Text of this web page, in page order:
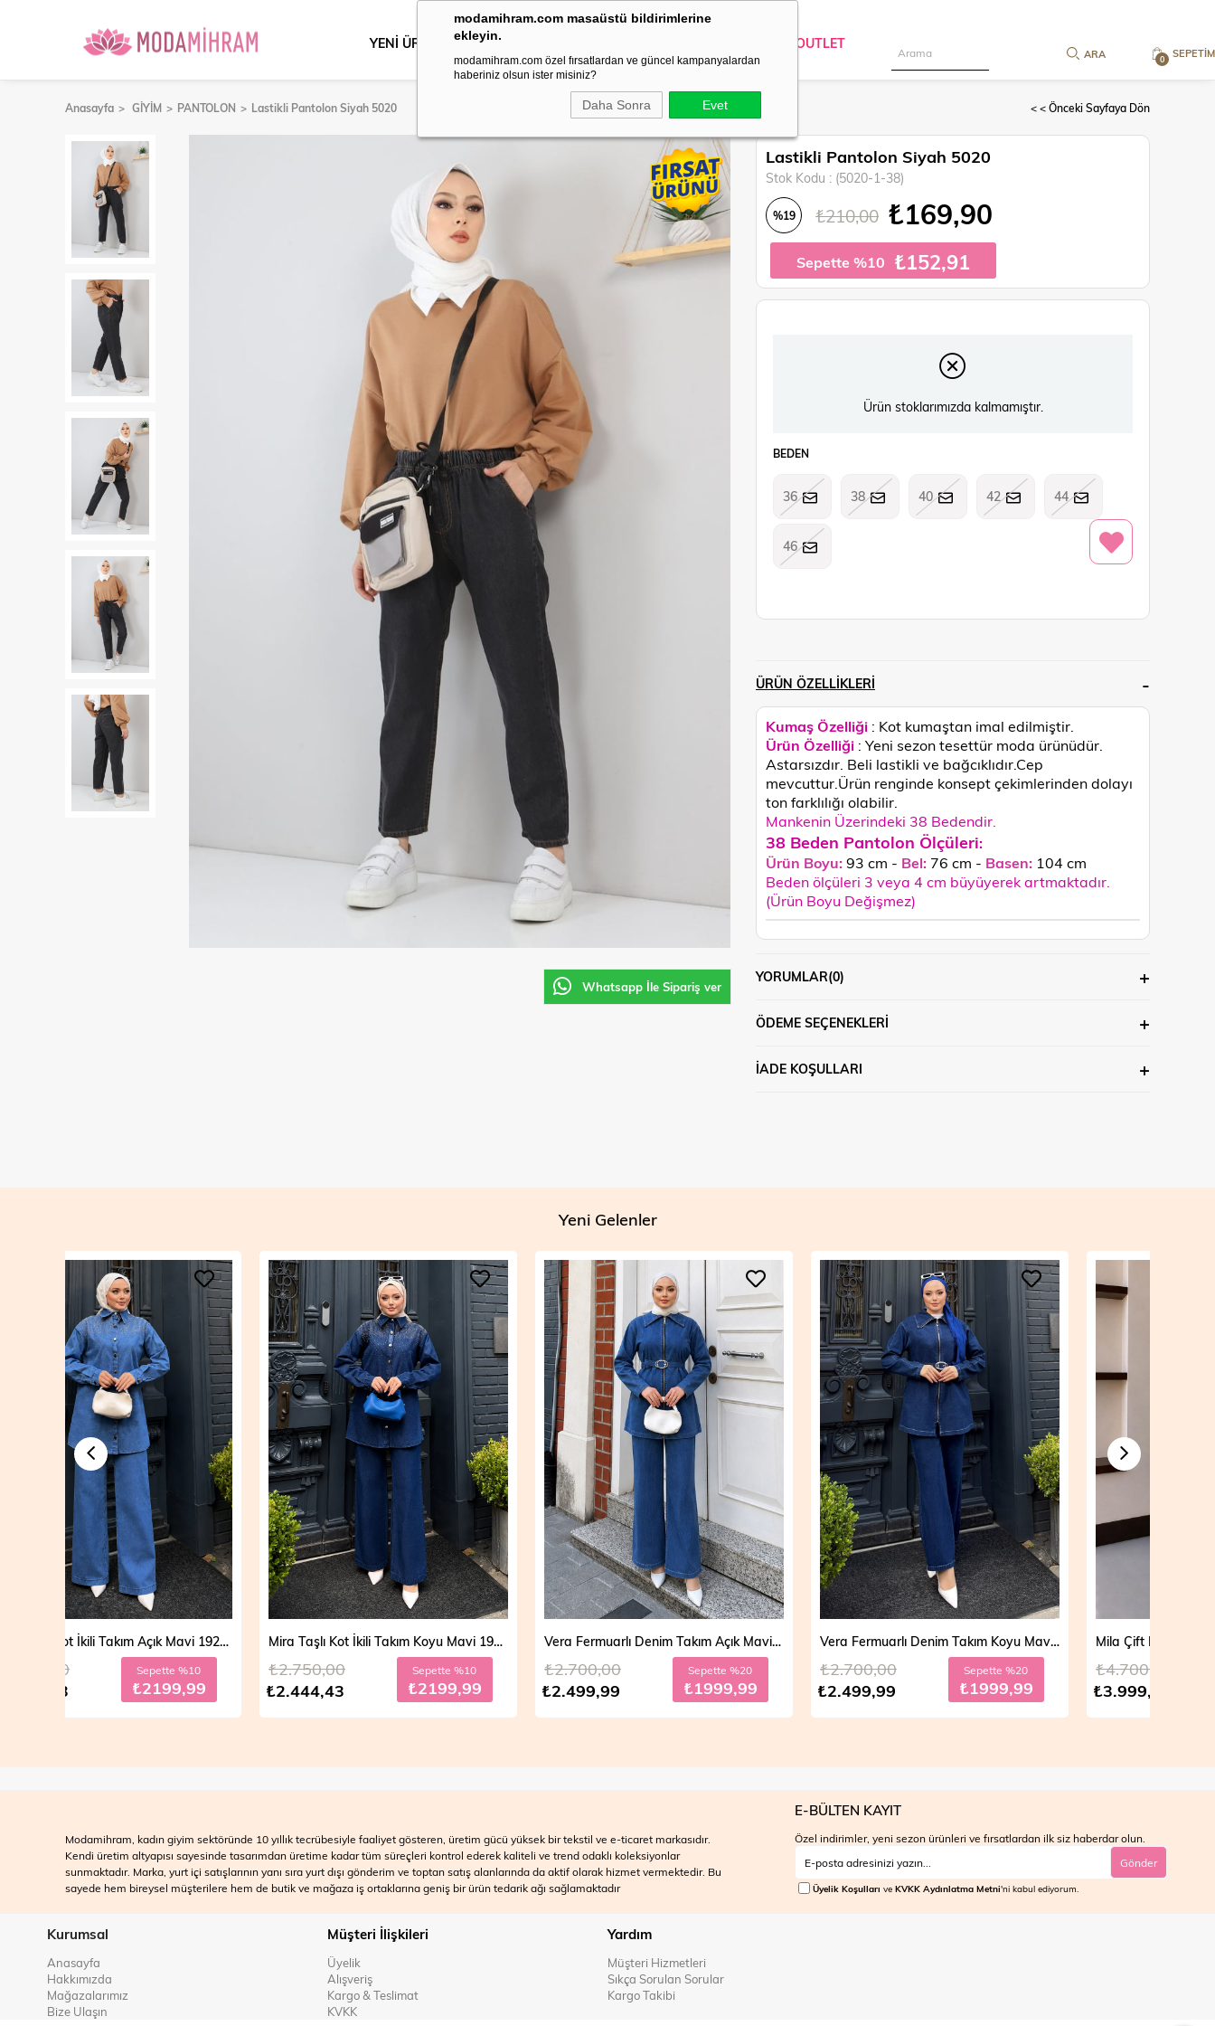
modamihram.com masaüstü bildirimlerine
ekleyin.
modamihram.com özel fırsatlardan ve güncel kampanyalardan
haberiniz olsun ister misiniz?
Daha Sonra Evet
SEPETIM
0
YENİ ÜRÜNLER DIŞ GİYİM OUTLET
Anasayfa GİYİM PANTOLON Lastikli Pantolon Siyah 5020 < < Önceki Sayfaya Dön
Whatsapp İle Sipariş ver
Lastikli Pantolon Siyah 5020
Stok Kodu (5020-1-38)
%19 ₺210,00 ₺169,90
Sepette %10 ₺152,91
Ürün stoklarımızda kalmamıştır.
BEDEN
36 38 40 42 44
46
ÜRÜN ÖZELLIKLERI
Kumaş Özelliği : Kot kumaştan imal edilmiştir.
Ürün Özelliği : Yeni sezon tesettür moda ürünüdür.
Astarsızdır. Beli lastikli ve bağcıklıdır.Cep
mevcuttur. Ürün renginde konsept çekimlerinden dolayı
ton farklılığı olabilir.
Mankenin Üzerindeki 38 Bedendir.
38 Beden Pantolon Ölçüleri:
Ürün Boyu:93 cm - Bel: 76 cm - Basen: 104 cm
Beden ölçüleri 3 veya 4 cm büyüyerek artmaktadır.
(Ürün Boyu Değişmez)
YORUMLAR(0)
ÖDEME SEÇENEKLERI
İADE KOŞULLARI
Yeni Gelenler
Mira Taşlı Kot İkili Takım Koyu Mavi 19286
₺2.444,43
₺2.750,00 Sepette %10
₺2199,99
Vera Fermuarlı Denim Takım Açık Mavi 19298
₺2.499,99
₺2.700,00 Sepette %20
₺1999,99
Vera Fermuarlı Denim Takım Koyu Mavi 19298
₺2.499,99
₺2.700,00 Sepette %20
₺1999,99
Mila Çift Düğmeli Kot Trençkot Açık Mavi 19290
₺3.999,99
₺4.700,00 Sepette %30
₺2799,99
Modamihram, kadın giyim sektöründe 10 yıllık tecrübesiyle faaliyet gösteren, üretim gücü yüksek bir tekstil ve e-ticaret markasıdır.
Kendi üretim altyapısı sayesinde tasarımdan üretime kadar tüm süreçleri kontrol ederek kaliteli ve trend odaklı koleksiyonlar
sunmaktadır. Marka, yurt içi satışlarının yanı sıra yurt dışı gönderim ve toptan satış alanlarında da aktif olarak hizmet vermektedir. Bu
sayede hem bireysel müşterilere hem de butik ve mağaza iş ortaklarına geniş bir ürün tedarik ağı sağlamaktadır
E-BÜLTEN KAYIT
Özel indirimler, yeni sezon ürünleri ve fırsatlardan ilk siz haberdar olun.
Gönder
Üyelik Koşulları ve KVKK Aydınlatma Metni'ni kabul ediyorum.
Kurumsal
Anasayfa
Hakkımızda
Mağazalarımız
Bize Ulaşın
Müşteri İlişkileri
Üyelik
Alışveriş
Kargo & Teslimat
KVKK
Yardım
Müşteri Hizmetleri
Sıkça Sorulan Sorular
Kargo Takibi